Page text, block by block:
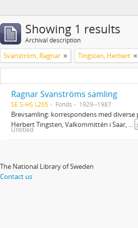
Showing 1 results
Archival description
Svanström, Ragnar Tingsten, Herbert
Ragnar Svanströms samling
SE S-HS L205 Fonds 1929--1987
Brevsamling: korrespondens med
Herbert Tingsten, Valkommittén i Saar, ...
Untitled
The National Library of Sweden
Contact us